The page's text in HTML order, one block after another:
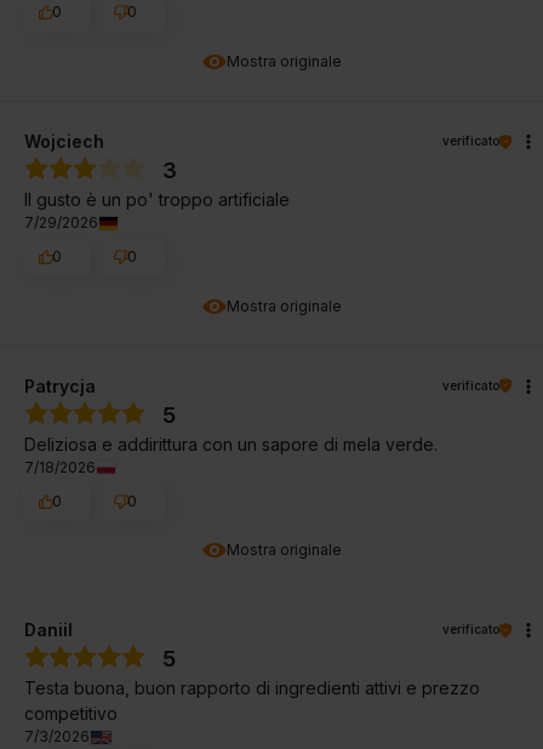
Mostra originale
0 0
Mostra originale
Wojciech verificato
3
Il gusto è un po' troppo artificiale
7/29/2026
0
0
Mostra originale
Patrycja verificato
5
Deliziosa e addirittura con un sapore di mela verde.
7/18/2026
0
0
Daniil verificato
5
Testa buona, buon rapporto di ingredienti attivi e prezzo
competitivo
7/3/2026